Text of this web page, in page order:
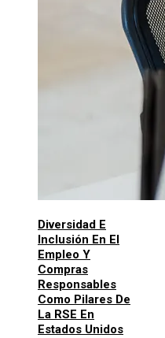
Diversidad E
Inclusión En El
Empleo Y
Compras
Responsables
Como Pilares De
La RSE En
Estados Unidos